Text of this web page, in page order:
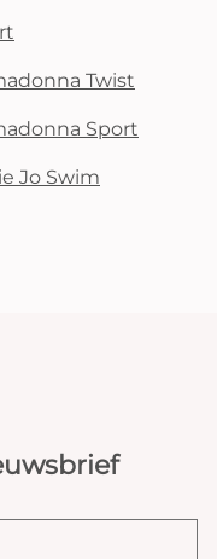
Twist
Sport
Jo Swim